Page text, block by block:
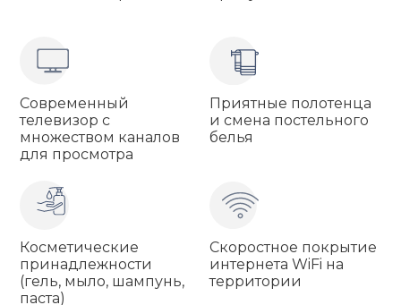
Современный
телевизор с
множеством каналов
для просмотра
Приятные полотенца
и смена постельного
белья
Косметические
принадлежности
(гель, мыло, шампунь,
паста)
Скоростное покрытие
интернета WiFi на
территории